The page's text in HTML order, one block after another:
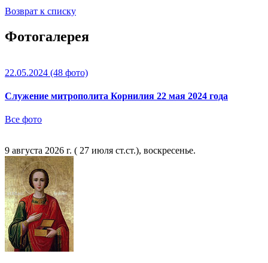
Возврат к списку
Фотогалерея
22.05.2024 (48 фото)
Служение митрополита Корнилия 22 мая 2024 года
Все фото
9 августа 2026 г. ( 27 июля ст.ст.), воскресенье.